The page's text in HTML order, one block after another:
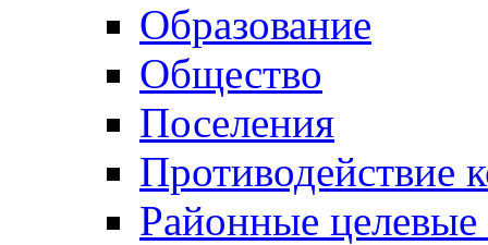
Образование
Общество
Поселения
Противодействие
Районные